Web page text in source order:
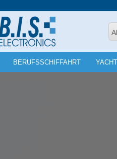
BERUFSSCHIFFAHRT